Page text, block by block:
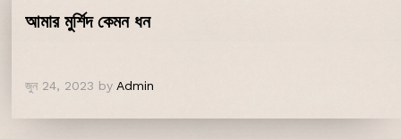
আমার মুর্শিদ কেমন ধন
জুন 24, 2023 by Admin